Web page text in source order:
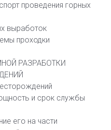
проведения горных
выработок
проходки
РАЗРАБОТКИ
и срок службы
его на части